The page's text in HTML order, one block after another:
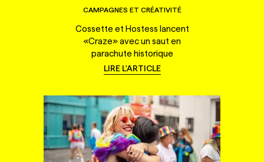
CAMPAGNES ET CRÉATIVITÉ
Cossette et Hostess lancent
«Craze» avec un saut en
parachute historique
LIRE L'ARTICLE